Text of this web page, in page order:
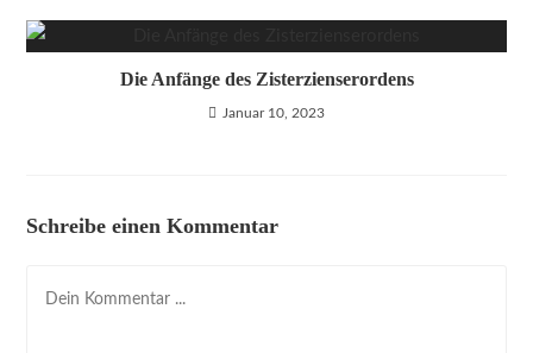
Die Anfänge des Zisterzienserordens
Januar 10, 2023
Schreibe einen Kommentar